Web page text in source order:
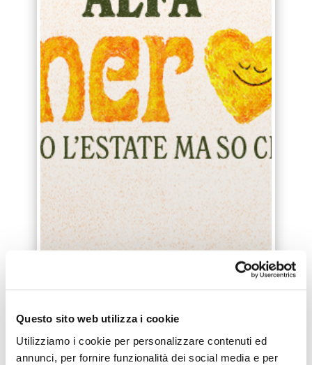
Questo sito web utilizza i cookie
Utilizziamo i cookie per personalizzare contenuti ed
annunci, per fornire funzionalità dei social media e per